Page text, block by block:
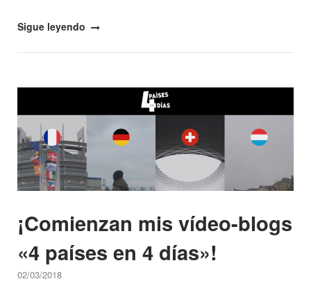
"Nos
–
Vlog
4
países
en
días"
Sigue leyendo
Open post
¡Comienzan mis vídeo-blogs
«4 países en 4 días»!
02/03/2018